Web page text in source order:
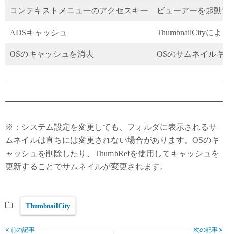
コンテキストメニューのアクセスキー ビューアーを起動
ADSキャッシュ ThumbnailCityによ
OSのキャッシュを消去 OSのサムネイル
※：システム設定を変更しても、フォルダに表示されるサ
ムネイルは直ちには変更されない場合があります。OSのキ
ャッシュを削除したり、ThumbRefを使用してキャッシュを
更新することでサムネイルが変更されます。
ThumbnailCity
前の記事 次の記事